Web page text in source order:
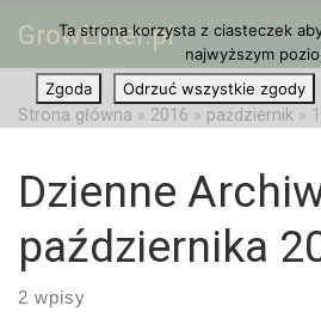
Przejdź do treści
GrowEnter.pl
Strona główna » 2016 » październik »
Dzienne
października
2 wpisy
Ta strona korzysta z ciasteczek
najwyższym
Zgoda
Odrzuć wszystkie zgody